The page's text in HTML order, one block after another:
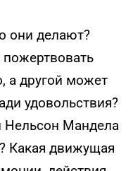
они делают?
а другой может
удовольствия?
Нельсон Мандела
Какая движущая